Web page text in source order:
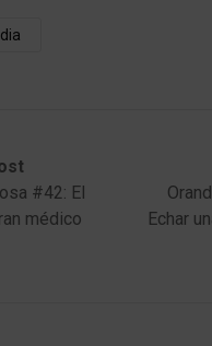
#42: El
médico
Echar